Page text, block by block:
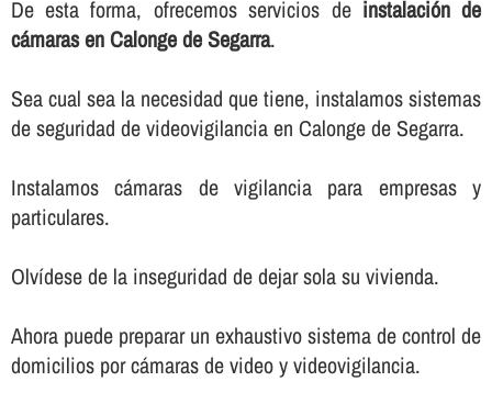
De esta forma, ofrecemos servicios de instalación de
cámaras en Calonge de Segarra.
Sea cual sea la necesidad que tiene, instalamos sistemas
de seguridad de videovigilancia en Calonge de Segarra.
Instalamos cámaras de vigilancia para empresas y
particulares.
Olví­dese de la inseguridad de dejar sola su vivienda.
Ahora puede preparar un exhaustivo sistema de control de
domicilios por cámaras de video y videovigilancia.